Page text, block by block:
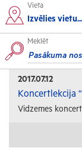
Kultūra
Izstādes
Koncerti
Izrādes
Festivāli un
Kino
Citi pasākumi
Vieta
Izvēlies vietu...
Meklēt
2017.07.12
Koncertlekcija
Vidzemes